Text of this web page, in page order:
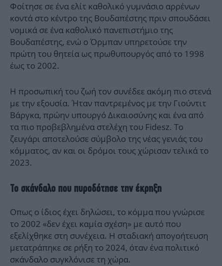
Φοίτησε σε ένα ελίτ καθολικό γυμνάσιο αρρένων
κοντά στο κέντρο της Βουδαπέστης πριν σπουδάσει
νομικά σε ένα καθολικό πανεπιστήμιο της
Βουδαπέστης, ενώ ο Όρμπαν υπηρετούσε την
πρώτη του θητεία ως πρωθυπουργός από το 1998
έως το 2002.
Η προσωπική του ζωή τον συνέδεε ακόμη πιο στενά
με την εξουσία. Ήταν παντρεμένος με την Γιούντιτ
Βάργκα, πρώην υπουργό Δικαιοσύνης και ένα από
τα πιο προβεβλημένα στελέχη του Fidesz. Το
ζευγάρι αποτελούσε σύμβολο της νέας γενιάς του
κόμματος, αν και οι δρόμοι τους χώρισαν τελικά το
2023.
Το σκάνδαλο που πυροδότησε την έκρηξη
Οπως ο ίδιος έχει δηλώσει, το κόμμα που γνώρισε
το 2002 «δεν έχει καμία σχέση» με αυτό που
εξελίχθηκε στη συνέχεια. Η σταδιακή απογοήτευση
μετατράπηκε σε ρήξη το 2024, όταν ένα πολιτικό
σκάνδαλο συγκλόνισε τη χώρα.